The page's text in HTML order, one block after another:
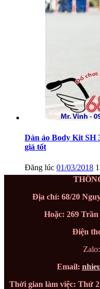
Dàn áo Body Kit SH
giá tốt
Đăng lúc 01/03/2018
Địa chỉ: 68/20
Hoặc: 269
Điện
Zalo:
Email:
Thời gian làm việc: Thứ